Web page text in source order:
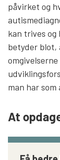
påvirket og
kan trives og
betyder blot,
man har
At